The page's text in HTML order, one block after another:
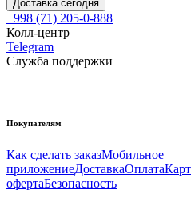
Доставка сегодня
+998 (71) 205-0-888
Колл-центр
Telegram
Служба поддержки
Покупателям
Как сделать заказМобильное
приложениеДоставкаОплата
офертаБезопасность